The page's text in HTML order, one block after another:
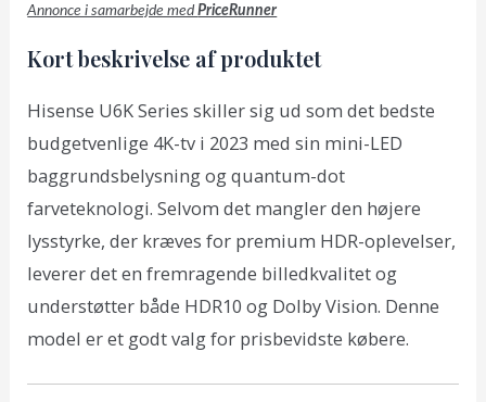
Annonce i samarbejde medPriceRunner
Kort beskrivelse af produktet
Hisense U6K Series skiller sig ud som det bedste
budgetvenlige 4K-tv i 2023 med sin mini-LED
baggrundsbelysning og quantum-dot
farveteknologi. Selvom det mangler den højere
lysstyrke, der kræves for premium HDR-oplevelser,
leverer det en fremragende billedkvalitet og
understøtter både HDR10 og Dolby Vision. Denne
model er et godt valg for prisbevidste købere.